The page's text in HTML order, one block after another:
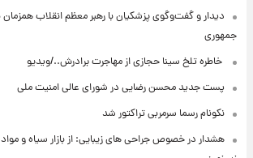
دیدار و گفت‌وگوی پزشکیان با رهبر معظم انقلاب همزمان
جمهوری
⁨ خاطره تلخ سینا حجازی از مهاجرت برادرش../ویدیو
پست جدید محسن رضایی در شورای عالی امنیت ملی
نکونام رسما سرمربی تراکتور شد
هشدار در خصوص جراحی های زیبایی: از بازار سیاه و مواد